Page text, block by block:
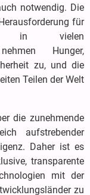
notwendig. Die
für
in vielen
Hunger,
zu, und die
Teilen der Welt
die zunehmende
aufstrebender
Daher ist es
transparente
mit der
zu